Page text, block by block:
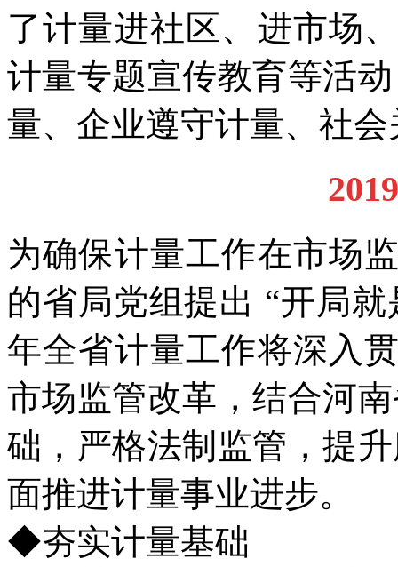
了计量进社区、进市场
计量专题宣传教育等活
量、企业遵守计量、社
为确保计量工作在市场
的省局党组提出 “开局
年全省计量工作将深入
市场监管改革，结合河
础，严格法制监管，提
面推进计量事业进步。
◆夯实计量基础